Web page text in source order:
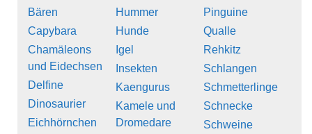
Bären
Capybara
Chamäleons
und Eidechsen
Delfine
Dinosaurier
Eichhörnchen
Hummer
Hunde
Igel
Insekten
Kaengurus
Kamele und
Dromedare
Pinguine
Qualle
Rehkitz
Schlangen
Schmetterlinge
Schnecke
Schweine